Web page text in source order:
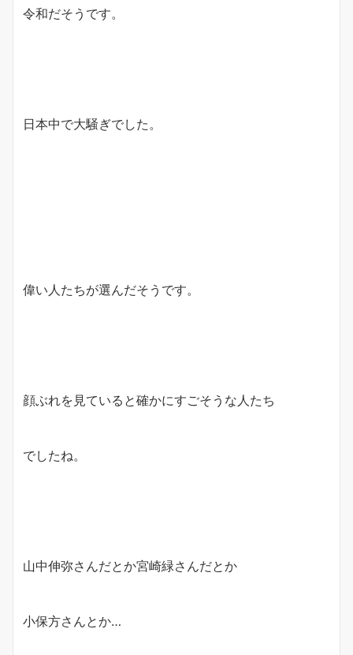
令和だそうです。
日本中で大騒ぎでした。
偉い人たちが選んだそうです。
顔ぶれを見ていると確かにすごそうな人たち
でしたね。
山中伸弥さんだとか宮崎緑さんだとか
小保方さんとか…